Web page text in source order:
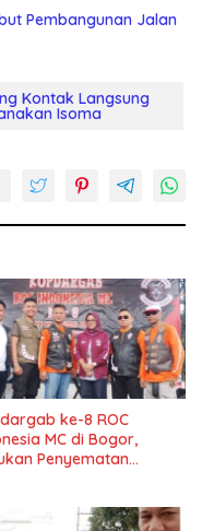
Pembangunan Jalan
Kontak Langsung
Isoma
ke-8 ROC
MC di Bogor,
Penyematan